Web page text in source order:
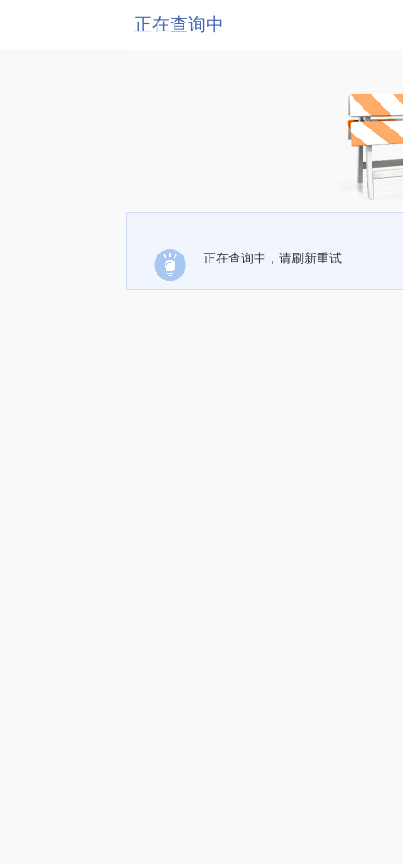
正在查询中
正在查询中，请刷新重试